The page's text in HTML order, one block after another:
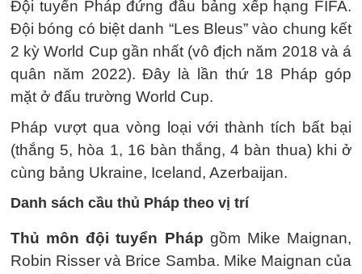
Đội tuyển Pháp đứng đầu bảng xếp hạng FIFA.
Đội bóng có biệt danh “Les Bleus” vào chung kết
2 kỳ World Cup gần nhất (vô địch năm 2018 và á
quân năm 2022). Đây là lần thứ 18 Pháp góp
mặt ở đấu trường World Cup.
Pháp vượt qua vòng loại với thành tích bất bại
(thắng 5, hòa 1, 16 bàn thắng, 4 bàn thua) khi ở
cùng bảng Ukraine, Iceland, Azerbaijan.
Danh sách cầu thủ Pháp theo vị trí
Thủ môn đội tuyển Pháp gồm Mike Maignan,
Robin Risser và Brice Samba. Mike Maignan của